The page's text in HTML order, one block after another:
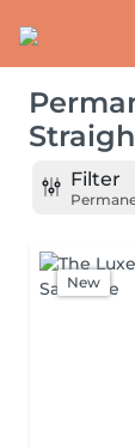
Filter
New